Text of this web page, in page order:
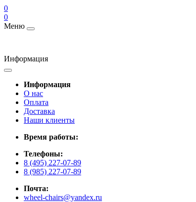
0
0
Меню
Информация
Информация
О нас
Оплата
Доставка
Наши клиенты
Время работы:
Телефоны:
8 (495) 227-07-89
8 (985) 227-07-89
Почта:
wheel-chairs@yandex.ru